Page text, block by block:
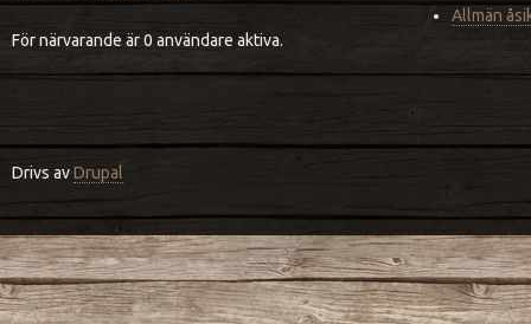
För närvarande är 0 användare aktiva.
Allmän
Drivs avDrupal